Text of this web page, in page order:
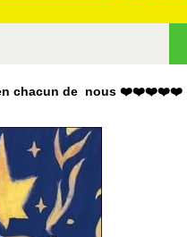
en chacun de nous ❤️❤️❤️❤️❤️